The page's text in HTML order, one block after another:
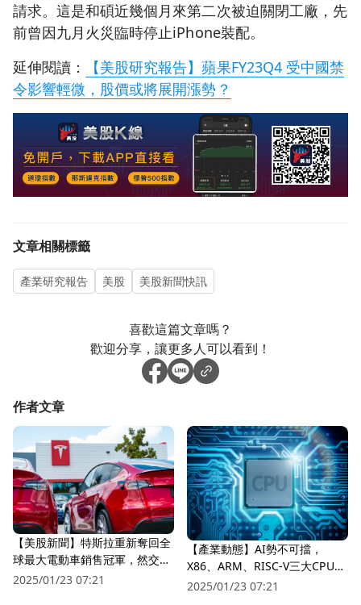
請求。這是和碩近幾個月來第二次被迫關閉工廠，先
前曾因九月火災臨時停止iPhone裝配。
延伸閱讀：
【美股研究報告】蘋果FY23Q4 受中國禁
令影響輕微，股價或將展開漲勢？
文章相關標籤
產業研究報告 美股 美股新聞快訊
喜歡這篇文章嗎？
歡迎分享，讓更多人可以看到！
作者文章
【美股新聞】特斯拉重新奪回全
球最大電動車銷售冠軍，然交車
量仍不如市場預期！
2025/01/23 07:21
【產業動態】AI勢不可擋，
X86、ARM、RISC-V三大CPU架
構誰將成為市場主流？
2025/01/23 07:21